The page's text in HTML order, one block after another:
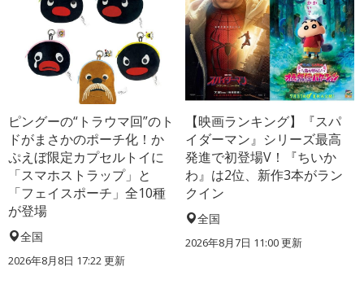
ピングーの“トラウマ回”のト
ドがまさかのポーチ化！か
ぷえぼ限定カプセルトイに
「スマホストラップ」と
「フェイスポーチ」全10種
が登場
全国
2026年8月8日 17:22更新
【映画ランキング】『スパ
イダーマン』シリーズ最高
発進で初登場V！『ちいか
わ』は2位、新作3本がラン
クイン
全国
2026年8月7日 11:00更新